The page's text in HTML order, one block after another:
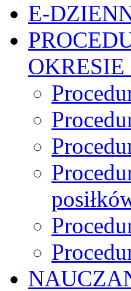
E-
OKRESIE